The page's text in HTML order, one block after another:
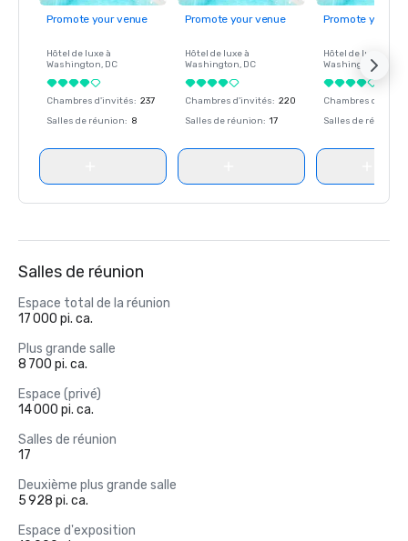
Promote your venue
Hôtel de luxe à
Washington, DC
Chambres d'invités: 237
Salles de réunion: 8
Promote your venue
Hôtel de luxe à
Washington, DC
Chambres d'invités: 220
Salles de réunion: 17
Promote your
Hôtel de luxe à
Washington
Chambres
Salles de réunion
Salles de réunion
Espace total de la réunion
17 000 pi. ca.
Plus grande salle
8 700 pi. ca.
Espace (privé)
14 000 pi. ca.
Salles de réunion
17
Deuxième plus grande salle
5 928 pi. ca.
Espace d'exposition